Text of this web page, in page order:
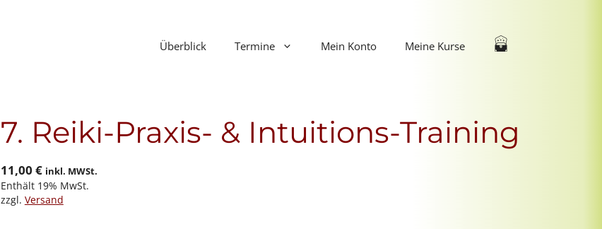
Überblick Termine Mein Konto Meine Kurse
7. Reiki-Praxis- & Intuitions-Training
11,00 € inkl. MWSt.
Enthält 19% MwSt.
zzgl. Versand